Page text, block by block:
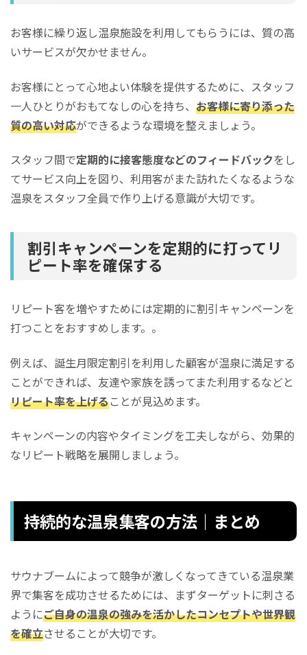
お客様に繰り返し温泉施設を利用してもらうには、質の高
いサービスが欠かせません。
お客様にとって心地よい体験を提供するために、スタッフ
一人ひとりがおもてなしの心を持ち、 お客様に寄り添った
質の高い対応ができるような環境を整えましょう。
スタッフ間で定期的に接客態度などのフィードバックをし
てサービス向上を図り、利用客がまた訪れたくなるような
温泉をスタッフ全員で作り上げる意識が大切です。
割引キャンペーンを定期的に打ってリ
ピート率を確保する
リピート客を増やすためには定期的に割引キャンペーンを
打つことをおすすめします。。
例えば、誕生月限定割引を利用した顧客が温泉に満足する
ことができれば、友達や家族を誘ってまた利用するなどと
リピート率を上げることが見込めます。
キャンペーンの内容やタイミングを工夫しながら、効果的
なリピート戦略を展開しましょう。
持続的な温泉集客の方法｜まとめ
サウナブームによって競争が激しくなってきている温泉業
界で集客を成功させるためには、まずターゲットに刺さる
ようにご自身の温泉の強みを活かしたコンセプトや世界観
を確立させることが大切です。